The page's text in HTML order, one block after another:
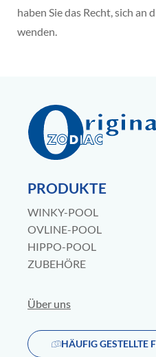
haben Sie das Recht, sich an
wenden.
PRODUKTE
WINKY-POOL
OVLINE-POOL
HIPPO-POOL
ZUBEHÖRE
Über uns
HÄUFIG GESTELLTE